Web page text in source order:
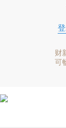
财
可